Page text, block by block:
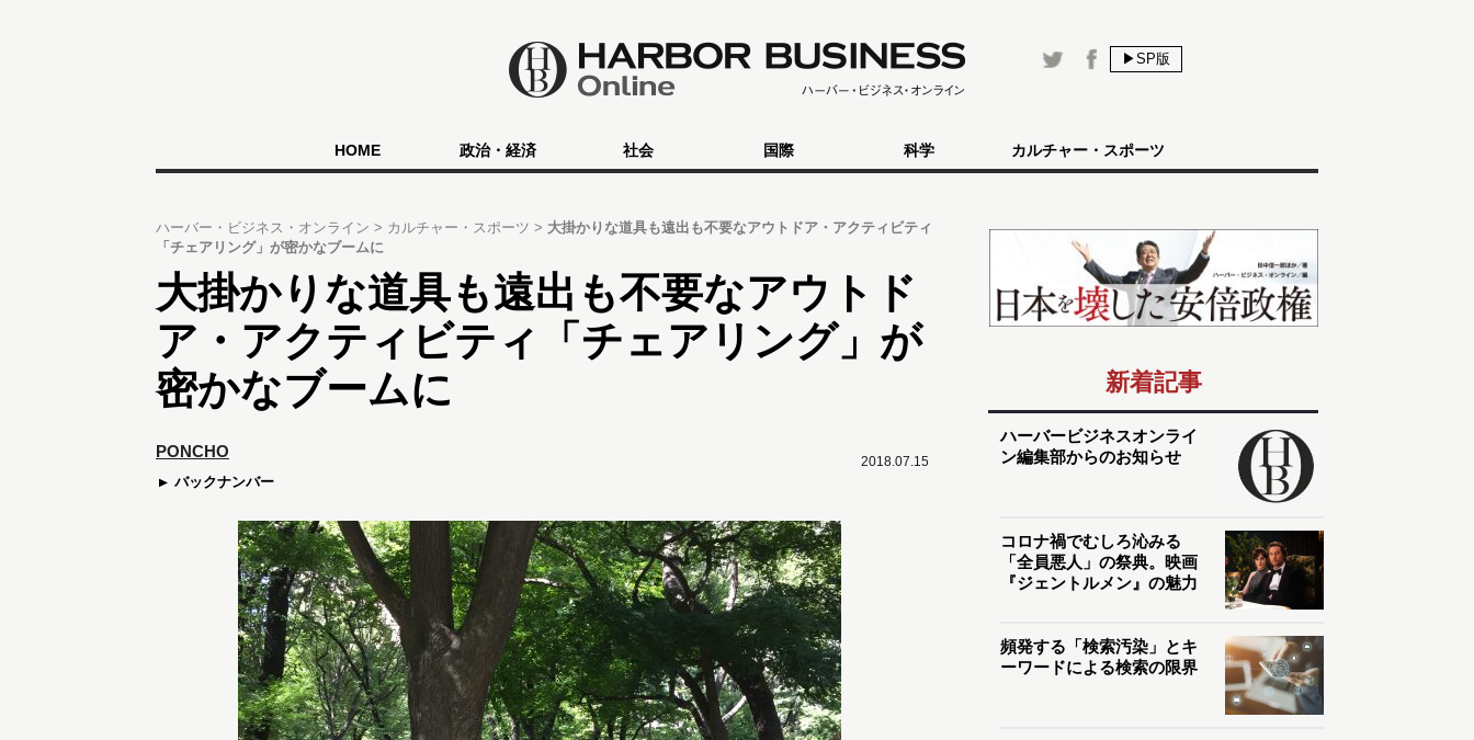
▶SP版
HOME 政治・経済 社会 国際 科学 カルチャー・スポーツ
ハーバー・ビジネス・オンライン カルチャー・スポーツ
大掛かりな道具も遠出も不要なアウトドア・アクティビティ
「チェアリング」が密かなブームに
大掛かりな道具も遠出も不要なアウトド
ア・アクティビティ「チェアリング」が
密かなブームに
2018.07.15
PONCHO
バックナンバー
新着記事
ハーバービジネスオンライ
ン編集部からのお知らせ
コロナ禍でむしろ沁みる
「全員悪人」の祭典。映画
『ジェントルメン』の魅力
頻発する「検索汚染」とキ
ーワードによる検索の限界